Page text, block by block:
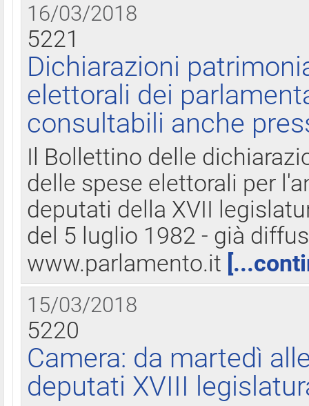
16/03/2018
5221
Dichiarazioni
elettorali dei
consultabili anche
Il Bollettino delle
delle spese elettorali per
deputati della XVII
del 5 luglio 1982 - già
www.parlamento.it
15/03/2018
5220
Camera: da martedì
deputati XVIII